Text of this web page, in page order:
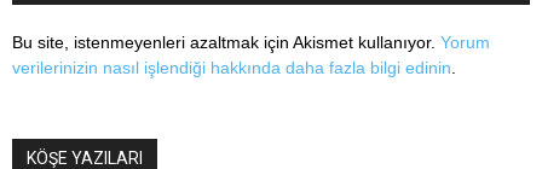
Bu site, istenmeyenleri azaltmak için Akismet kullanıyor. Yorum
verilerinizin nasıl işlendiği hakkında daha fazla bilgi edinin
KÖŞE YAZILARI